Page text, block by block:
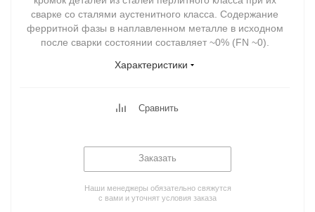
сварке со сталями аустенитного класса. Содержание
ферритной фазы в наплавленном металле в исходном
после сварки состоянии составляет ~0% (FN ~0).
Характеристики
Сравнить
Заказать
Наши менеджеры обязательно свяжутся
с вами и уточнят условия заказа